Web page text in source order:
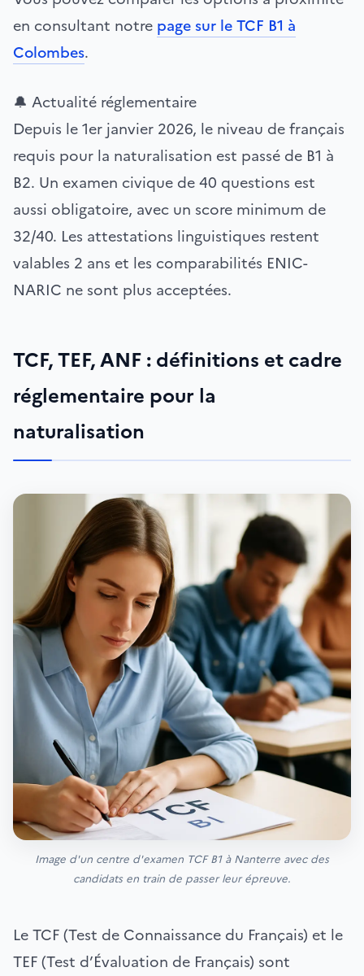
en consultant notre page sur le TCF B1 à
Colombes.
🔔 Actualité réglementaire
Depuis le 1er janvier 2026, le niveau de français
requis pour la naturalisation est passé de B1 à
B2. Un examen civique de 40 questions est
aussi obligatoire, avec un score minimum de
32/40. Les attestations linguistiques restent
valables 2 ans et les comparabilités ENIC-
NARIC ne sont plus acceptées.
TCF, TEF, ANF : définitions et cadre
réglementaire pour la
naturalisation
Image d'un centre d'examen TCF B1 à Nanterre avec des
candidats en train de passer leur épreuve.
Le TCF (Test de Connaissance du Français) et le
TEF (Test d’Évaluation de Français) sont